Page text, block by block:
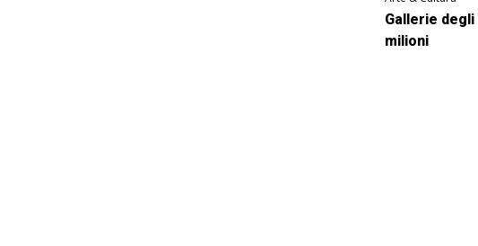
Gallerie
milioni